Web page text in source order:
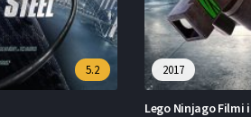
5.2 2017
Lego Ninjago Filmi